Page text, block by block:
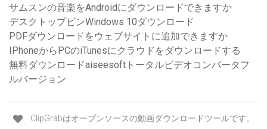
サムスンの音楽をAndroidにダウンロードできますか
デスクトップピンWindows 10ダウンロード
PDFダウンロードをウェブサイトに追加できますか
IPhoneからPCのiTunesにクラウドをダウンロードする
無料ダウンロードaiseesoftトータルビデオコンバータフ
ルバージョン
ClipGrabはオープンソースの動画ダウンロードツールです。